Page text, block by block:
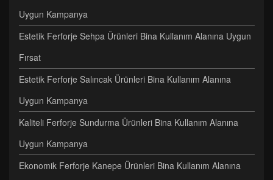
Uygun Kampanya
Estetik Ferforje Sehpa Ürünleri Bina Kullanım Alanına Uygun
Fırsat
Estetik Ferforje Salıncak Ürünleri Bina Kullanım Alanına
Uygun Kampanya
Kaliteli Ferforje Sundurma Ürünleri Bina Kullanım Alanına
Uygun Kampanya
Ekonomik Ferforje Kanepe Ürünleri Bina Kullanım Alanına